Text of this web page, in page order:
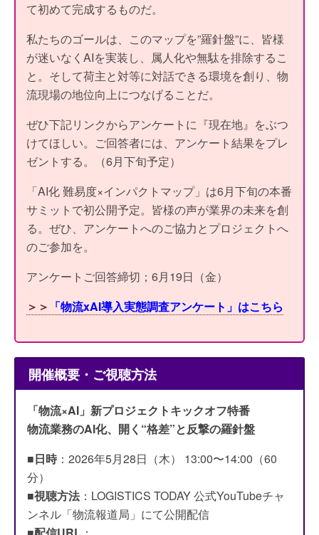
て初めて完成するものだ。
私たちのゴールは、このマップを”羅針盤”に、皆様
が迷いなくAIを実装し、属人化や無駄を排除するこ
と。そして荷主と対等に対話できる環境を創り、物
流現場の地位向上につなげることだ。
ぜひ下記リンクからアンケートに『現在地』をぶつ
けてほしい。ご回答者には、アンケート結果をプレ
ゼントする。（6月下旬予定）
「AI化 難易度×インパクトマップ」は6月下旬の本番
サミットで初公開予定。皆様の声が業界の未来を創
る。ぜひ、アンケートへのご協力とプロジェクトへ
のご参加を。
アンケートご回答締切；6月19日（金）
＞＞ 「物流xAI導入実態調査アンケート」はこちら
開催概要・ご視聴方法
「物流×AI」新プロジェクトキックオフ特番
物流業務のAI化、開く“格差”と反撃の羅針盤
■日時：2026年5月28日（木） 13:00〜14:00（60
分）
■視聴方法：LOGISTICS TODAY 公式YouTubeチャ
ンネル「物流報道局」にて公開配信